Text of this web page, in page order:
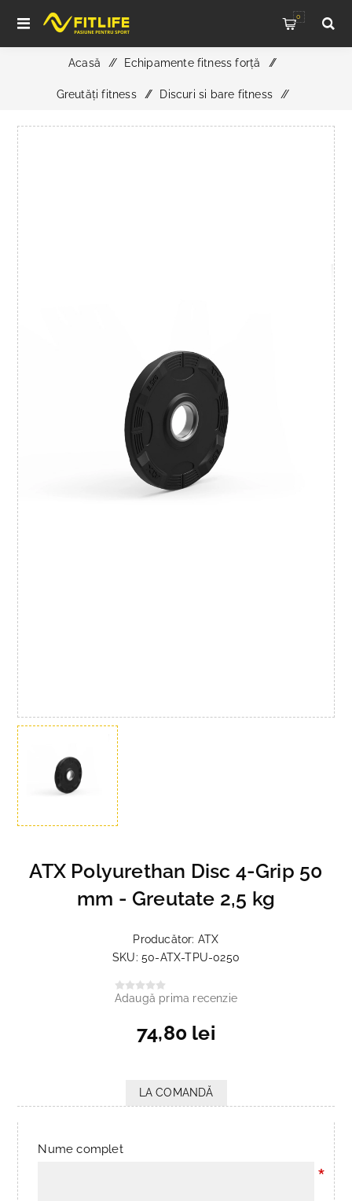
0
Acasă / Echipamente fitness forță /
Greutăți fitness / Discuri si bare fitness /
ATX Polyurethan Disc 4-Grip 50 mm - Greutate 2,5 kg
ATX Polyurethan Disc 4-Grip 50
mm - Greutate 2,5 kg
Producător: ATX
SKU: 50-ATX-TPU-0250
Adaugă prima recenzie
74,80 lei
LA COMANDĂ
Nume complet
*